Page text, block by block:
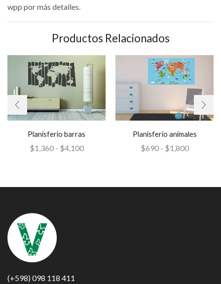
wpp por más detalles.
Productos Relacionados
Planisferio barras
$1,360 - $4,100
Planisferio animales
$690 - $1,800
(+598) 098 118 411